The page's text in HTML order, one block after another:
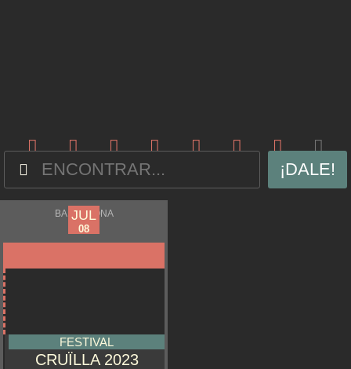
¡DALE!
BARCELONA
JUL
05
JUL
08
FESTIVAL
CRUÏLLA 2023